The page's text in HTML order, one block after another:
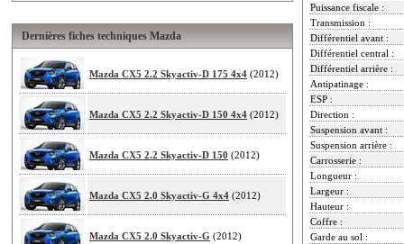
Dernières fiches techniques Mazda
Mazda CX5 2.2 Skyactiv-D 175 4x4 (2012)
Mazda CX5 2.2 Skyactiv-D 150 4x4 (2012)
Mazda CX5 2.2 Skyactiv-D 150 (2012)
Mazda CX5 2.0 Skyactiv-G 4x4 (2012)
Mazda CX5 2.0 Skyactiv-G (2012)
Puissance fiscale :
Transmission :
Différentiel avant :
Différentiel central :
Différentiel arrière :
Antipatinage :
ESP :
Direction :
Suspension avant :
Suspension arrière :
Carrosserie :
Longueur :
Largeur :
Hauteur :
Coffre :
Garde au sol :